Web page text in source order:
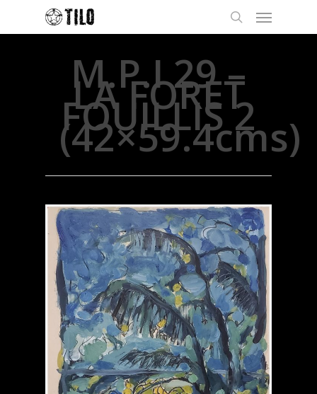
M.P.I 29 –
LA FORET
FOUILLIS 2
(42×59.4cms)